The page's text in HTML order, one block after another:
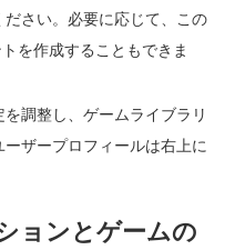
さい。必要に応じて、この
を作成することもできま
調整し、ゲームライブラリ
ザープロフィールは右上に
ョンとゲームの